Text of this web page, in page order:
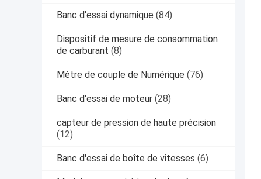
Banc d'essai dynamique (84)
Dispositif de mesure de consommation
de carburant (8)
Mètre de couple de Numérique (76)
Banc d'essai de moteur (28)
capteur de pression de haute précision
(12)
Banc d'essai de boîte de vitesses (6)